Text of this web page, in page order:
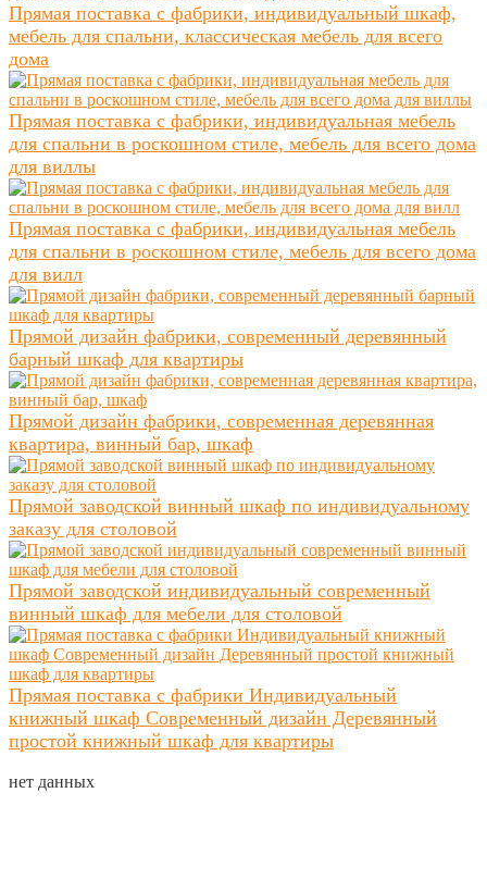
Прямая поставка с фабрики, индивидуальный шкаф,
мебель для спальни, классическая мебель для всего
дома
Прямая поставка с фабрики, индивидуальная мебель
для спальни в роскошном стиле, мебель для всего дома
для виллы
Прямая поставка с фабрики, индивидуальная мебель
для спальни в роскошном стиле, мебель для всего дома
для вилл
Прямой дизайн фабрики, современный деревянный
барный шкаф для квартиры
Прямой дизайн фабрики, современная деревянная
квартира, винный бар, шкаф
Прямой заводской винный шкаф по индивидуальному
заказу для столовой
Прямой заводской индивидуальный современный
винный шкаф для мебели для столовой
Прямая поставка с фабрики Индивидуальный
книжный шкаф Современный дизайн Деревянный
простой книжный шкаф для квартиры
нет данных